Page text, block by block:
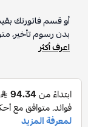
أو قسم فاتورتك
بدون رسوم تأخير،
اعرف أكثر